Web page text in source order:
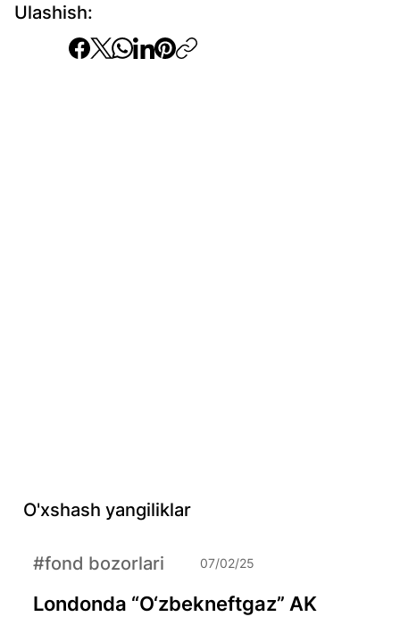
Ulashish:
O'xshash yangiliklar
Londonda “O‘zbekneftgaz” AK
#fond bozorlari 07/02/25